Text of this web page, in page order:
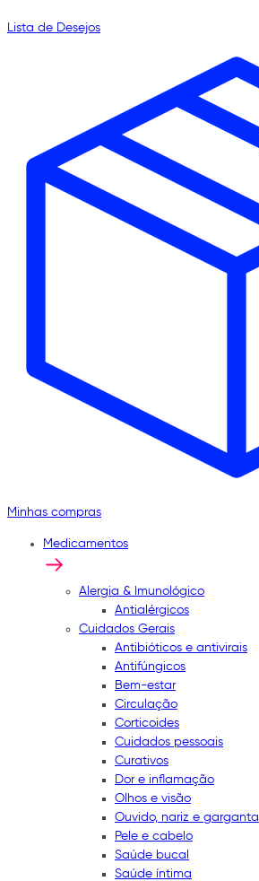
Lista de Desejos
Minhas compras
Medicamentos
Alergia & Imunológico
Antialérgicos
Cuidados Gerais
Antibióticos e antivirais
Antifúngicos
Bem-estar
Circulação
Corticoides
Cuidados pessoais
Curativos
Dor e inflamação
Olhos e visão
Ouvido, nariz e garganta
Pele e cabelo
Saúde bucal
Saúde íntima